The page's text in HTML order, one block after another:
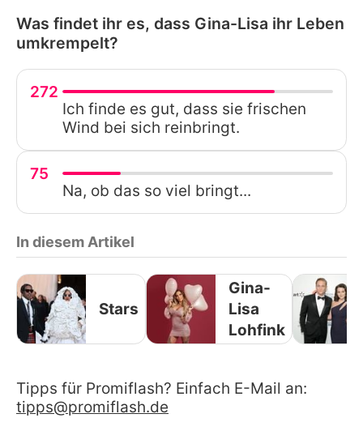
Was findet ihr es, dass Gina-Lisa ihr Leben
umkrempelt?
272
Ich finde es gut, dass sie frischen
Wind bei sich reinbringt.
75
Na, ob das so viel bringt...
In diesem Artikel
Stars
Gina-
Lisa
Lohfink
Tipps für Promiflash? Einfach E-Mail an:
tipps@promiflash.de